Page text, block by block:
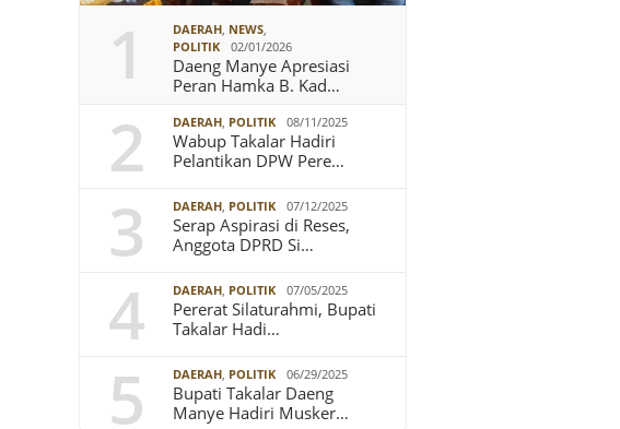
1 DAERAH, NEWS,
POLITIK
02/01/2026
Daeng Manye Apresiasi
Peran Hamka B. Kad…
2 DAERAH, POLITIK 08/11/2025
Wabup Takalar Hadiri
Pelantikan DPW Pere…
3 DAERAH, POLITIK 07/12/2025
Serap Aspirasi di Reses,
Anggota DPRD Si…
4 DAERAH, POLITIK 07/05/2025
Pererat Silaturahmi, Bupati
Takalar Hadi…
5 DAERAH, POLITIK 06/29/2025
Bupati Takalar Daeng
Manye Hadiri Musker…